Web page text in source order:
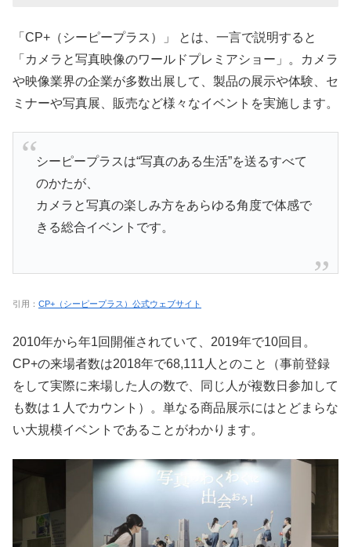
「CP+（シーピープラス）」 とは、一言で説明すると
「カメラと写真映像のワールドプレミアショー」。カメラ
や映像業界の企業が多数出展して、製品の展示や体験、セ
ミナーや写真展、販売など様々なイベントを実施します。
シーピープラスは“写真のある生活”を送るすべて
のかたが、
カメラと写真の楽しみ方をあらゆる角度で体感で
きる総合イベントです。
引用： CP+（シーピープラス）公式ウェブサイト
2010年から年1回開催されていて、2019年で10回目。
CP+の来場者数は2018年で68,111人とのこと（事前登録
をして実際に来場した人の数で、同じ人が複数日参加して
も数は１人でカウント）。単なる商品展示にはとどまらな
い大規模イベントであることがわかります。